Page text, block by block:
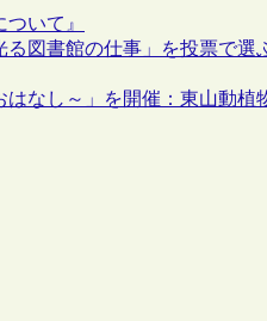
いて』
図書館の仕事」を投票で選
なし～」を開催：東山動植